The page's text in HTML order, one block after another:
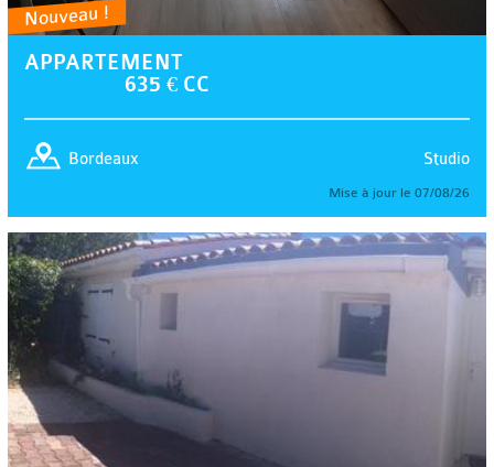
Nouveau !
APPARTEMENT
635 € CC
Studio
Bordeaux
Mise à jour le 07/08/26